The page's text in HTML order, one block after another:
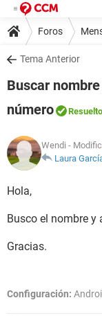
Foros
Tema Anterior
Buscar
número
Resuelto
Wendi -
Laura
Hola,
Busco el nombre y
Gracias.
Configuración: